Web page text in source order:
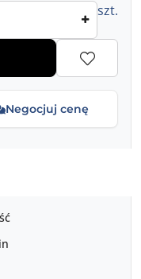
szt.
Negocjuj cenę